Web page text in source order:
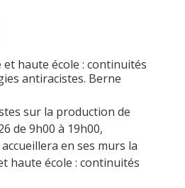
et haute école : continuités
antiracistes. Berne
sur la production de
de 9h00 à 19h00,
en ses murs la
haute école : continuités